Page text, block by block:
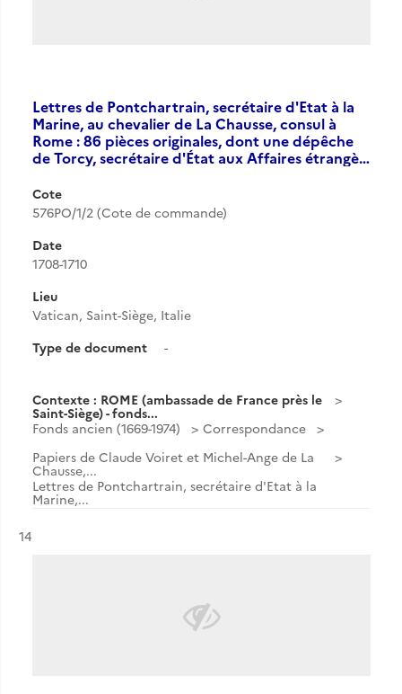
Lettres de Pontchartrain, secrétaire d'Etat à la
Marine, au chevalier de La Chausse, consul à
Rome : 86 pièces originales, dont une dépêche
de Torcy, secrétaire d'État aux Affaires étrangè…
Cote
576PO/1/2 (Cote de commande)
Date
1708-1710
Lieu
Vatican, Saint-Siège, Italie
Type de document
-
Contexte : ROME (ambassade de France près le
Saint-Siège) - fonds...
Fonds ancien (1669-1974)
Correspondance
Papiers de Claude Voiret et Michel-Ange de La
Chausse,...
Lettres de Pontchartrain, secrétaire d'Etat à la
Marine,...
Résultat n°
14